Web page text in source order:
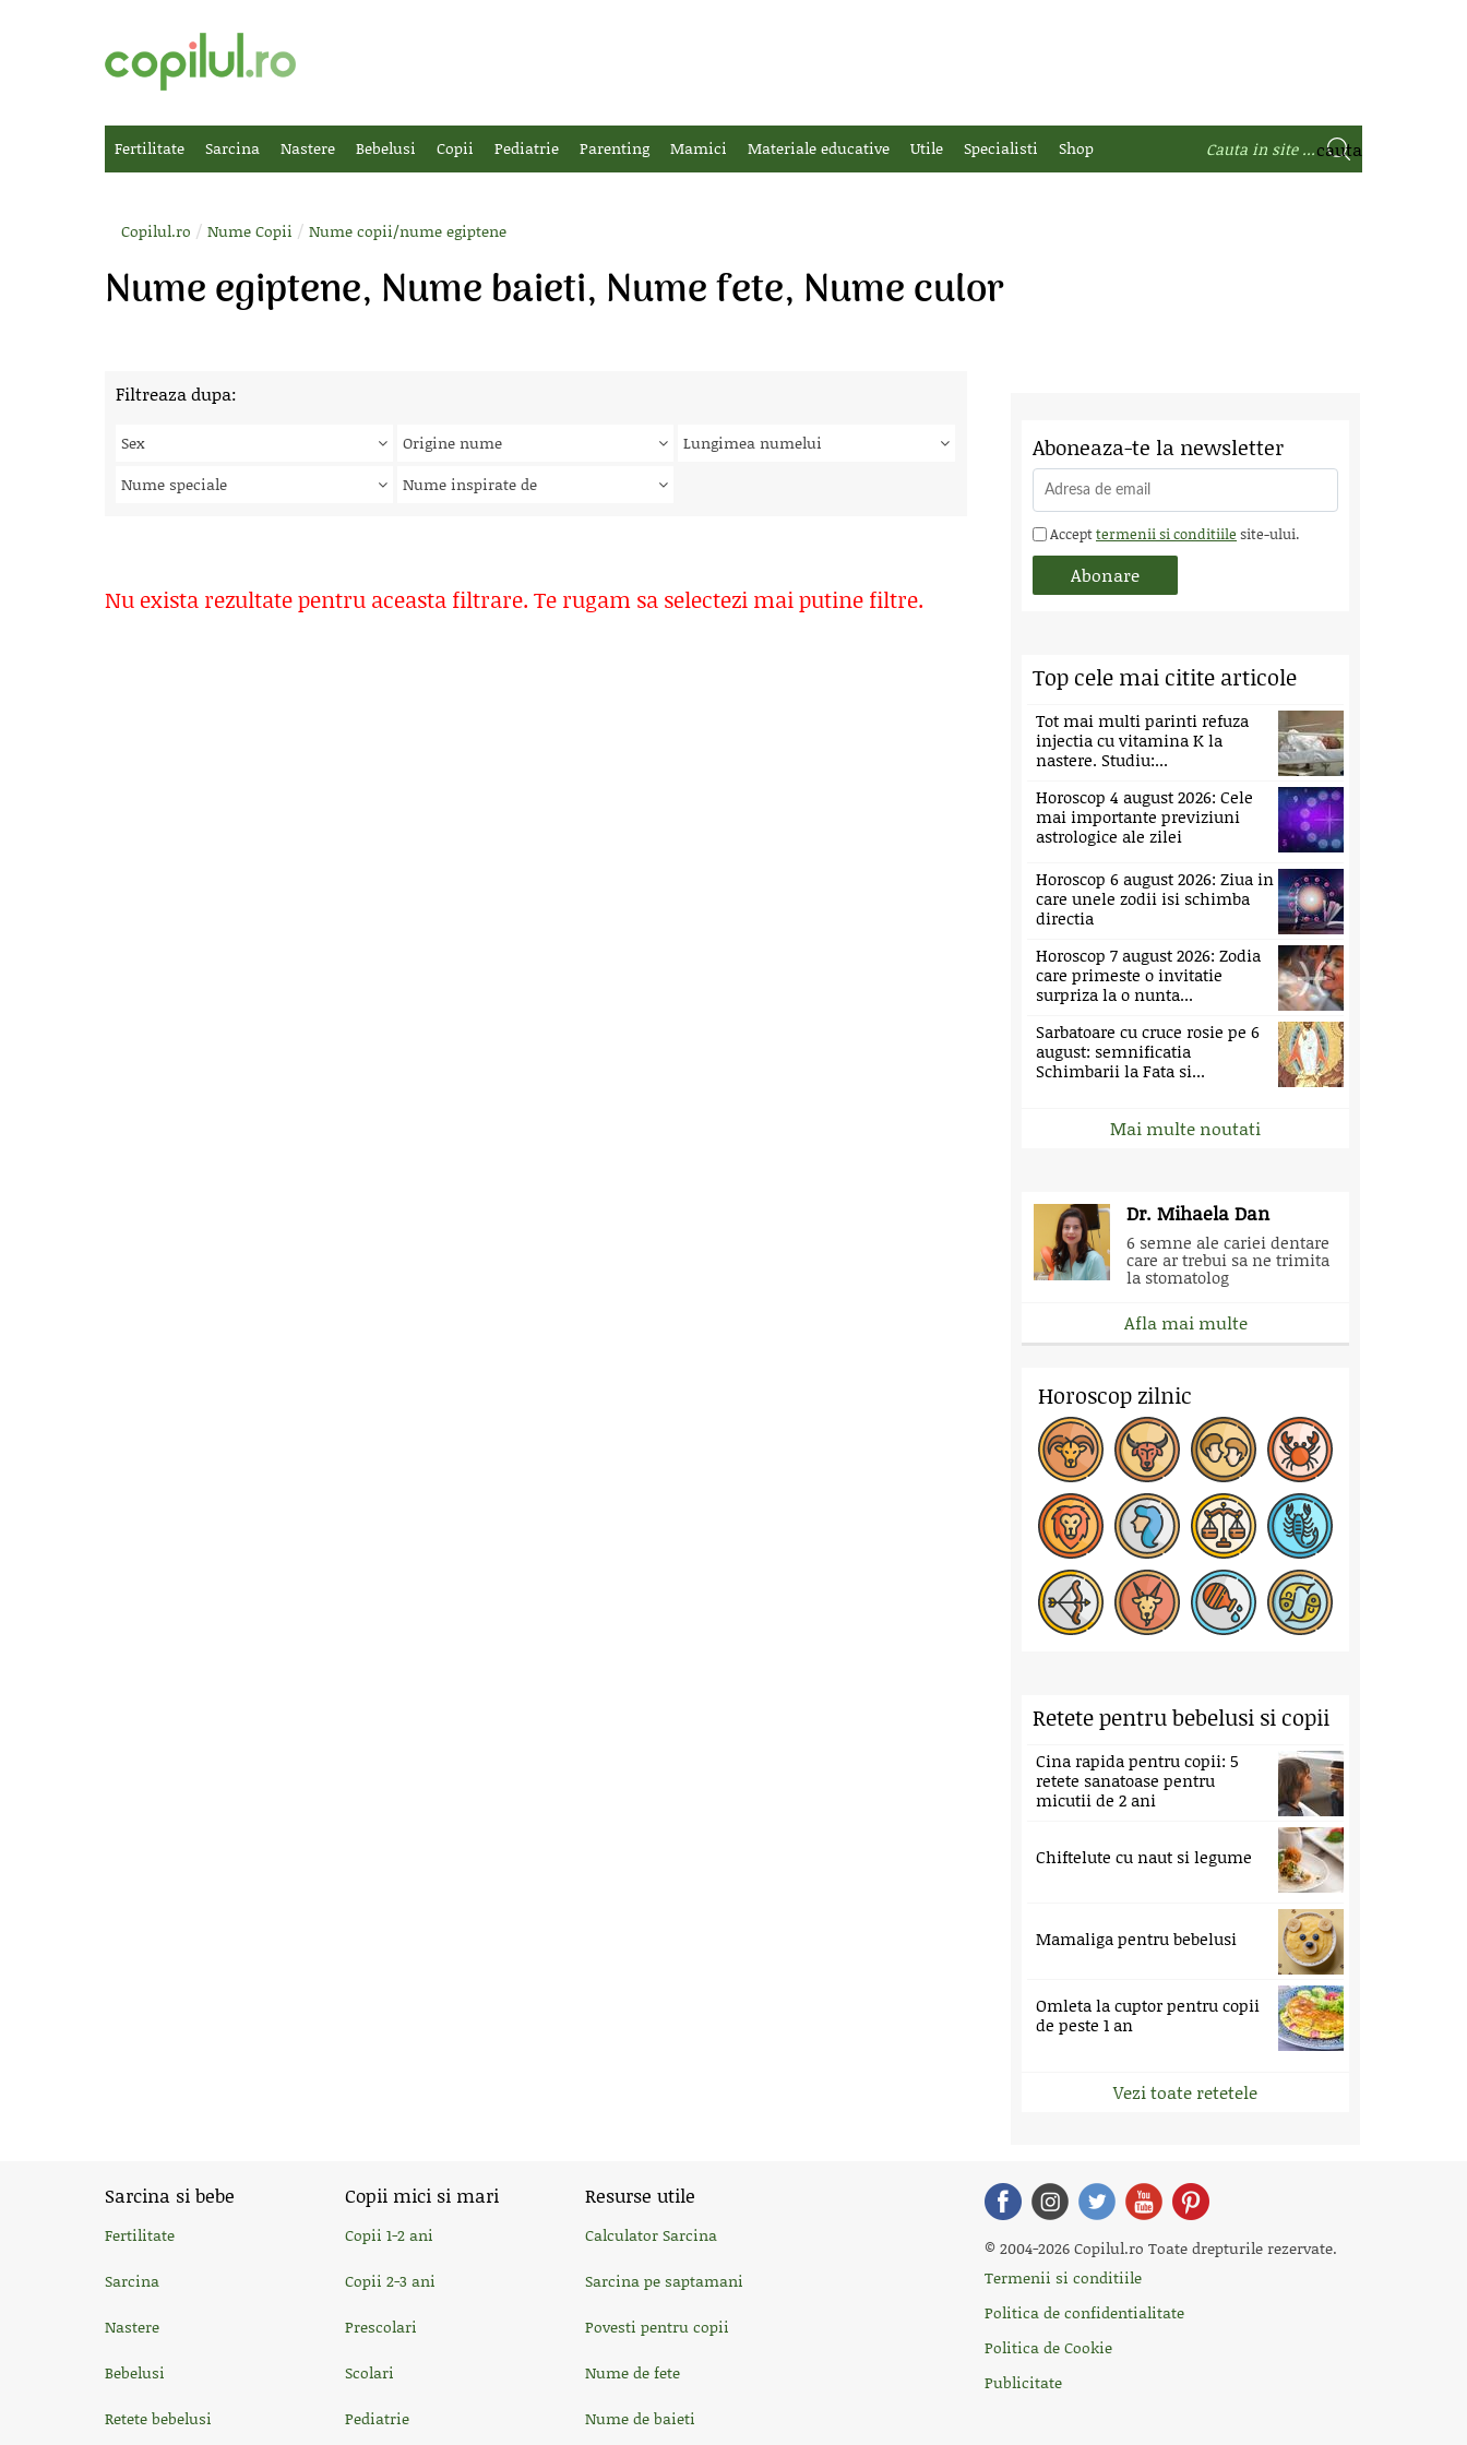
Fertilitate Sarcina Nastere Bebelusi Copii Pediatrie Parenting Mamici Materiale educative Utile Specialisti Shop
Copilul.ro / Nume Copii / Nume copii/nume egiptene
Nume egiptene, Nume baieti, Nume fete, Nume culor
Filtreaza dupa:
Sex Origine nume
Lungimea numelui
Nume speciale
Nume inspirate de
Nu exista rezultate pentru aceasta filtrare. Te rugam sa selectezi mai putine filtre.
Aboneaza-te la newsletter
Accepttermenii si conditiile site-ului.
Top cele mai citite articole
Tot mai multi parinti refuza
injectia cu vitamina K la
nastere. Studiu:...
Horoscop 4 august 2026: Cele
mai importante previziuni
astrologice ale zilei
Horoscop 6 august 2026: Ziua in
care unele zodii isi schimba
directia
Horoscop 7 august 2026: Zodia
care primeste o invitatie
surpriza la o nunta...
Sarbatoare cu cruce rosie pe 6
august: semnificatia
Schimbarii la Fata si...
Mai multe noutati
Dr. Mihaela Dan
6 semne ale cariei dentare
care ar trebui sa ne trimita
la stomatolog
Afla mai multe
Horoscop zilnic
Retete pentru bebelusi si copii
Cina rapida pentru copii: 5
retete sanatoase pentru
micutii de 2 ani
Chiftelute cu naut si legume
Mamaliga pentru bebelusi
Omleta la cuptor pentru copii
de peste 1 an
Vezi toate retetele
Sarcina si bebe
Fertilitate
Sarcina
Nastere
Bebelusi
Retete bebelusi
Copii mici si mari
Copii 1-2 ani
Copii 2-3 ani
Prescolari
Scolari
Pediatrie
Resurse utile
Calculator Sarcina
Sarcina pe saptamani
Povesti pentru copii
Nume de fete
Nume de baieti
© 2004-2026 Copilul.ro Toate drepturile rezervate.
Termenii si conditiile
Politica de confidentialitate
Politica de Cookie
Publicitate